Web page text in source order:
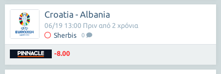
Croatia - Albania
Sherbis 0
06/19 13:00 Πριν από 2 χρόνια
-8.00